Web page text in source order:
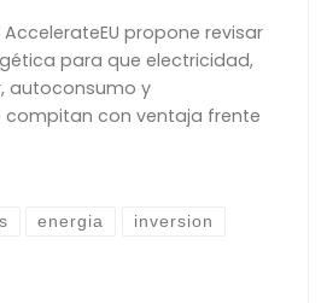
propone revisar
para que electricidad,
autoconsumo y
con ventaja frente
energia inversion